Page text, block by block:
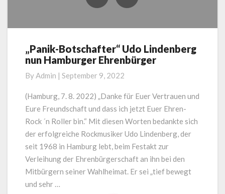
„Panik-
Botschafter“
Lindenberg
nun
Hamburger
Ehrenbürger
„Panik-Botschafter“ Udo Lindenberg
nun Hamburger Ehrenbürger
By Admin | September 9, 2022
(Hamburg, 7. 8. 2022) „Danke für Euer Vertrauen und
Eure Freundschaft und dass ich jetzt Euer Ehren-
Rock ´n Roller bin.“ Mit diesen Worten bedankte sich
der erfolgreiche Rockmusiker Udo Lindenberg, der
seit 1968 in Hamburg lebt, beim Festakt zur
Verleihung der Ehrenbürgerschaft an ihn bei den
Mitbürgern seiner Wahlheimat. Er sei „tief bewegt
und sehr …